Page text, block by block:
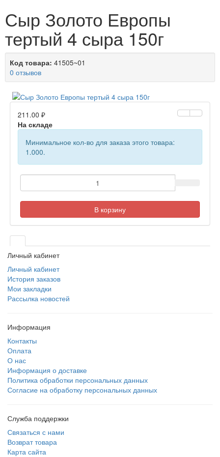
Сыр Золото Европы
тертый 4 сыра 150г
Код товара: 41505~01
0 отзывов
211.00 ₽
На складе
Минимальное кол-во для заказа этого товара:
1.000.
В корзину
Личный кабинет
Личный кабинет
История заказов
Мои закладки
Рассылка новостей
Информация
Контакты
Оплата
О нас
Информация о доставке
Политика обработки персональных данных
Согласие на обработку персональных данных
Служба поддержки
Связаться с нами
Возврат товара
Карта сайта